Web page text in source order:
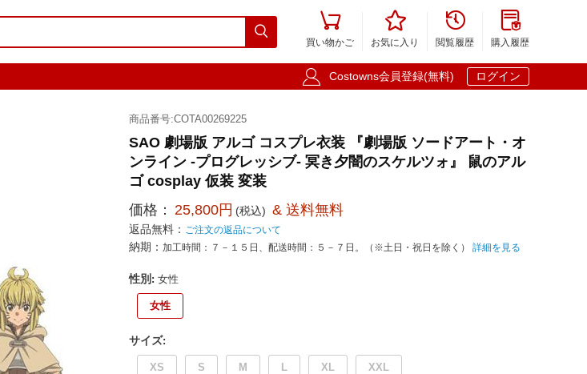


買い物かご

お気に入り

閲覧履歴

購入履歴
 Costowns会員登録(無料) ログイン
商品番号:COTA00269225
SAO 劇場版 アルゴ コスプレ衣装 『劇場版 ソードアート・オ
ンライン -プログレッシブ- 冥き夕闇のスケルツォ』 鼠のアル
ゴ cosplay 仮装 変装
価格： 25,800円 (税込) & 送料無料
返品無料： ご注文の返品について
納期： 加工時間：７－１５日、配送時間：５－７日。（※土日・祝日を除く） 詳細を見る
性別 : 女性
女性
サイズ:
XS S M L XL XXL